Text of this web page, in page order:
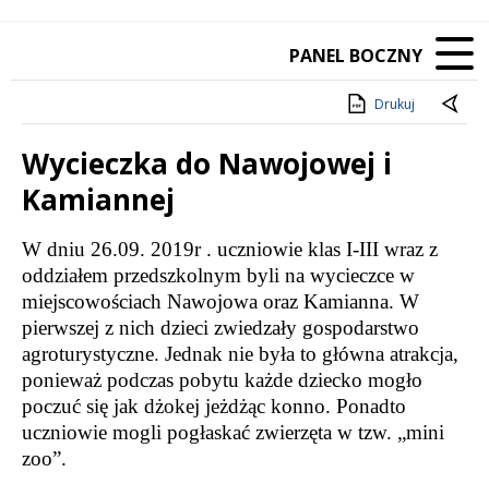
PANEL BOCZNY
Drukuj
Wycieczka do Nawojowej i
Kamiannej
Treść
W dniu 26.09. 2019r . uczniowie klas I-III wraz z
oddziałem przedszkolnym byli na wycieczce w
miejscowościach Nawojowa oraz Kamianna. W
pierwszej z nich dzieci zwiedzały gospodarstwo
agroturystyczne. Jednak nie była to główna atrakcja,
ponieważ podczas pobytu każde dziecko mogło
poczuć się jak dżokej jeżdżąc konno. Ponadto
uczniowie mogli pogłaskać zwierzęta w tzw. „mini
zoo”.